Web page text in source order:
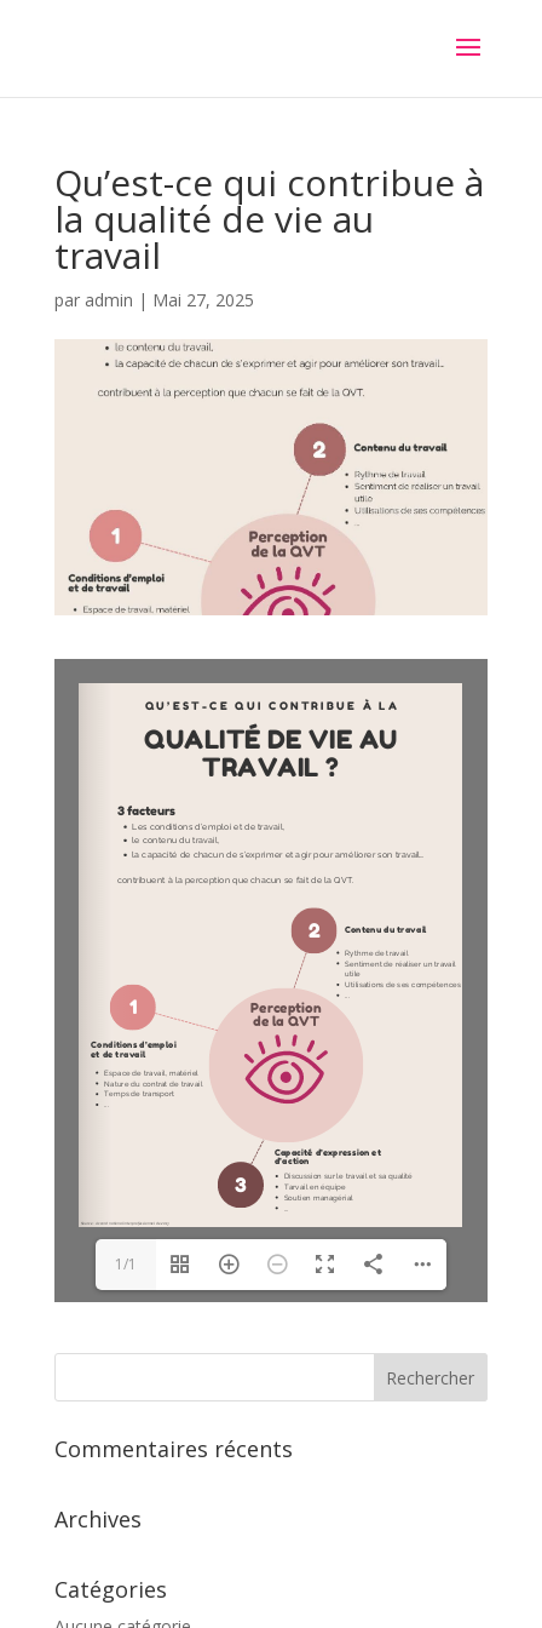
Qu’est-ce qui contribue à
la qualité de vie au
travail
par admin | Mai 27, 2025
1/1
Commentaires récents
Archives
Catégories